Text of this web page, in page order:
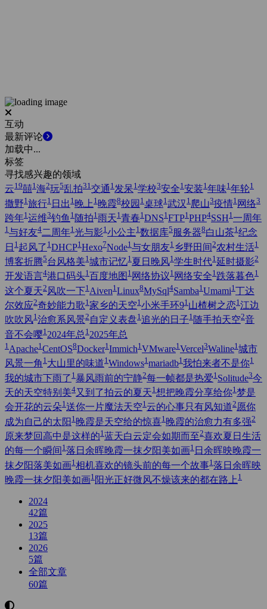
互动
最新评论
加载中...
标签
寻找感兴趣的领域
云19囍1海2玩5乱拍31交通 1发呆1学校3安全1安装1年味1年轮1
撒野1 旅行1 日出 1 晚上 1 晚霞8校园 1 桌球1 武汉 1 爬山3疫情1 网络3
跨年1 运维3钓鱼 1 随拍1 雨天1 青春1 DNS1 FTP1 PHP4SSH1 一周年
1 与好友4二周年1 光与影1 小公主1 数据库5 服务器8白山茶1 纪念
日 1 起风了 1 DHCP1 Hexo7Node1 与女朋友1 乡野田间 2农村生活1
博客折腾5台风格美1 城市记忆1 夏日晚风1 学生时代1 延时摄影2
开发语言4港口码头1 百度地图 1 网络协议1 网络安全1 跌落暮色1
这个夏天2 风吹一下1 Aiven1 Linux8MySql4Samba1 Umami1 丁达
尔效应2奇妙能力歌1 家乡的天空1 小米手环91 山楂树之恋1 江边
吹吹风1 治愈系风景2 自定义表盘1 追光的日子1 随手拍天空2音
音不会嘤1 2024年总 1 2025年总
1 Apache1 CentOS8Docker1 Immich1 VMware1 Vercel3Waline1 城市
风景一角 1 大山里的味道1 Windows1 mariadb1 我怕来者不是你1
我的城市下雨了 1 暴风雨前的宁静2每一帧都是热爱1 Solitude3今
天的天空特别美4又到了拍云的夏天1 想把晚霞分享给你1 梦是
会开花的云朵1 送你一片魔法天空1 云的心事只有风知道2愿你
成为自己的太阳 1 晚霞是天空给的惊喜1 晚霞的治愈力有多强2
原来梦回高中是这样的1 蓝天白云定会如期而至2喜欢夏日生活
的每一个瞬间 1 落日余晖晚霞一抹夕阳美如画1 日余晖映晚霞一
抹夕阳落美如画1 相机喜欢的镜头前的每一个故事1 落日余晖映
晚霞一抹夕阳美如画1 阳光正好微风不燥该来的都在路上 1
2024
42篇
2025
13篇
2026
5篇
全部文章
60篇